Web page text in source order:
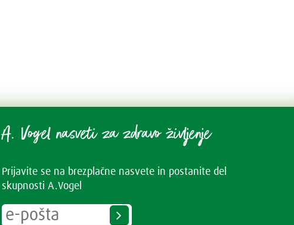
A. Vogel nasveti za zdravo življenje
Prijavite se na brezplačne nasvete in postanite del
skupnosti A.Vogel